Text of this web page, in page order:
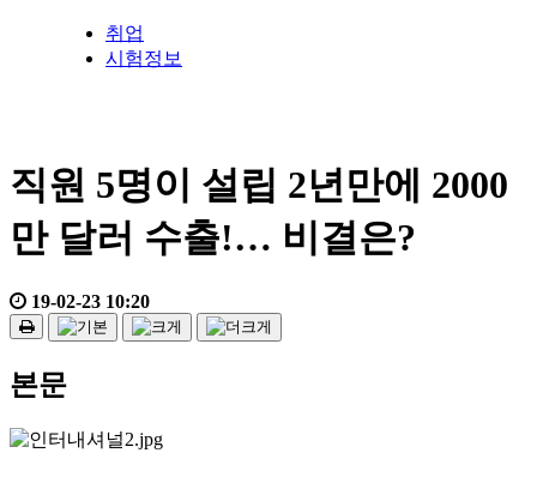
취업
시험정보
직원 5명이 설립 2년만에 2000
만 달러 수출!… 비결은?
19-02-23 10:20
본문